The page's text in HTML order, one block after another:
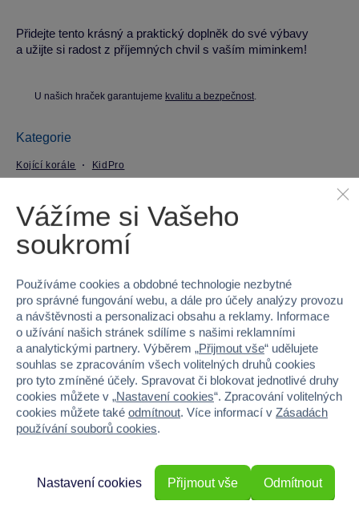
Přidejte tento krásný a praktický doplněk do své výbavy
a užijte si radost z příjemných chvil s vaším miminkem!
U našich hraček garantujeme kvalitu a bezpečnost.
Kategorie
Kojící korále KidPro
Parametry produktu
EAN
Kód produktu K914-0686KPO
Značka KidPro
Věk od narození
Pohlaví HOLKA, KLUK
Šířka
18
3
Vážíme si Vašeho
soukromí
Používáme cookies a obdobné technologie nezbytné
pro správné fungování webu, a dále pro účely analýzy provozu
a návštěvnosti a personalizaci obsahu a reklamy. Informace
o užívání našich stránek sdílíme s našimi reklamními
a analytickými partnery. Výběrem „Přijmout vše“ udělujete
souhlas se zpracováním všech volitelných druhů cookies
pro tyto zmíněné účely. Spravovat či blokovat jednotlivé druhy
cookies můžete v „Nastavení cookies“. Zpracování volitelných
cookies můžete také odmítnout. Více informací v Zásadách
používání souborů cookies.
Odmítnout
Nastavení cookies Přijmout vše